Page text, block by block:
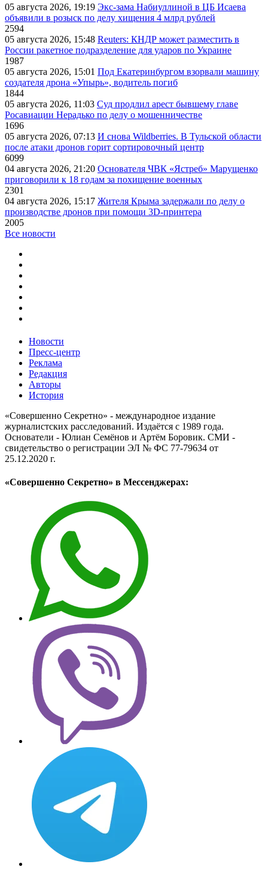
05 августа 2026, 19:19 Экс-зама Набиуллиной в ЦБ Исаева
объявили в розыск по делу хищения 4 млрд рублей
2594
05 августа 2026, 15:48 Reuters: КНДР может разместить в
России ракетное подразделение для ударов по Украине
1987
05 августа 2026, 15:01 Под Екатеринбургом взорвали машину
создателя дрона «Упырь», водитель погиб
1844
05 августа 2026, 11:03 Суд продлил арест бывшему главе
Росавиации Нерадько по делу о мошенничестве
1696
05 августа 2026, 07:13 И снова Wildberries. В Тульской области
после атаки дронов горит сортировочный центр
6099
04 августа 2026, 21:20 Основателя ЧВК «Ястреб» Марущенко
приговорили к 18 годам за похищение военных
2301
04 августа 2026, 15:17 Жителя Крыма задержали по делу о
производстве дронов при помощи 3D‑принтера
2005
Все новости
Новости
Пресс-центр
Реклама
Редакция
Авторы
История
«Совершенно Секретно» - международное издание
журналистских расследований. Издаётся с 1989 года.
Основатели - Юлиан Семёнов и Артём Боровик. CМИ -
свидетельство о регистрации ЭЛ № ФС 77-79634 от
25.12.2020 г.
«Совершенно Секретно» в Мессенджерах: